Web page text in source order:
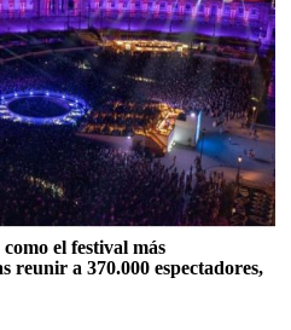
el festival más
reunir a 370.000 espectadores,